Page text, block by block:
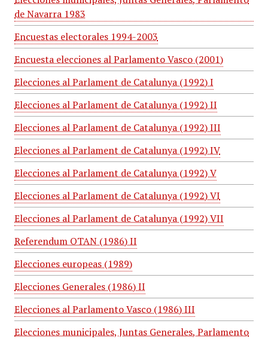
de Navarra 1983
Encuestas electorales 1994-2003
Encuesta elecciones al Parlamento Vasco (2001)
Elecciones al Parlament de Catalunya (1992) I
Elecciones al Parlament de Catalunya (1992) II
Elecciones al Parlament de Catalunya (1992) III
Elecciones al Parlament de Catalunya (1992) IV
Elecciones al Parlament de Catalunya (1992) V
Elecciones al Parlament de Catalunya (1992) VI
Elecciones al Parlament de Catalunya (1992) VII
Referendum OTAN (1986) II
Elecciones europeas (1989)
Elecciones Generales (1986) II
Elecciones al Parlamento Vasco (1986) III
Elecciones municipales, Juntas Generales, Parlamento